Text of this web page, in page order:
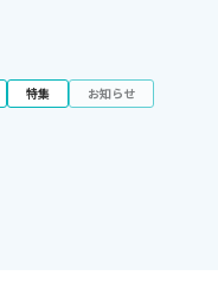
特集 お知らせ